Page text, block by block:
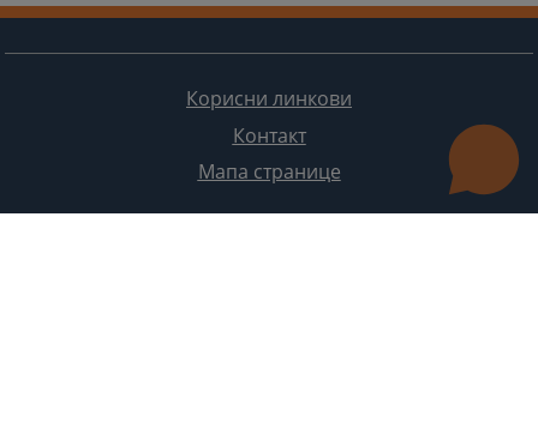
Корисни линкови
Контакт
Мапа странице